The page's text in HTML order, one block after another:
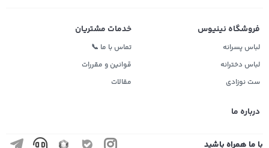
فروشگاه نینیوس
لباس پسرانه
لباس دخترانه
ست نوزادی
خدمات مشتریان
تماس با ما 📞
قوانین و مقررات
مقالات
درباره ما
با ما همراه باشید